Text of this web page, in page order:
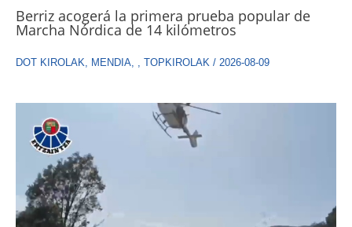
Berriz acogerá la primera prueba popular de
Marcha Nórdica de 14 kilómetros
DOT KIROLAK, MENDIA, , TOPKIROLAK / 2026-08-09